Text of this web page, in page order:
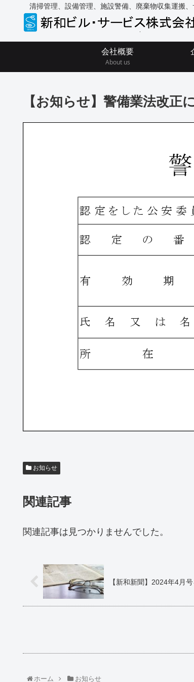
清掃管理、設備管理、施設警備、廃棄物収集運搬
会社概要
About us
【お知らせ】警備業法改正
お知らせ
関連記事
関連記事は見つかりませんでした。
【新和新聞】2024年4月
ホーム お知らせ